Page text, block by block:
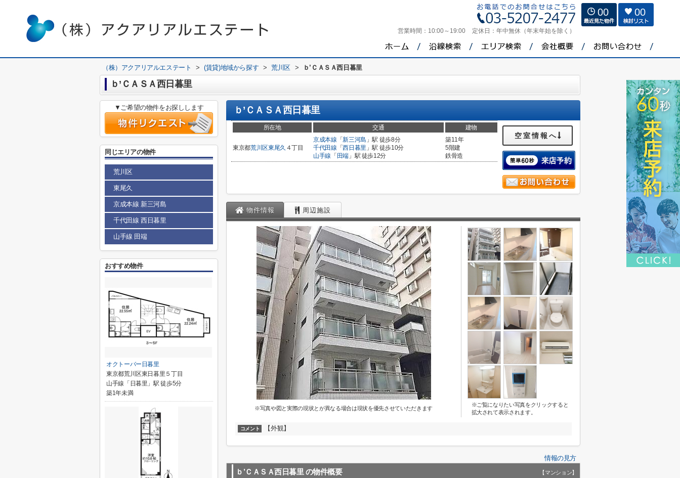
営業時間： 10:00～19:00 定休日： 年中無休（年末年始を除く）
00 00
（株）アクアリアルエステート > (賃貸)地域から探す > 荒川区 > ｂ’ＣＡＳＡ西日暮里
ｂ’ＣＡＳＡ西日暮里
ｂ’ＣＡＳＡ西日暮里
所在地 交通 建物
東京都荒川区東尾久 ４丁目
京成本線 「新三河島 」駅 徒歩8分
千代田線 「西日暮里 」駅 徒歩10分
山手線 「 田端」駅 徒歩12分
築11年
5階建
鉄骨造
空室情報へ
物件情報 周辺施設
※写真や図と実際の現状とが異なる場合は現状を優先させていただきます
※ご覧になりたい写真をクリックすると
拡大されて表示されます。
コメント 【外観】
情報の見方
ｂ’ＣＡＳＡ西日暮里 の物件概要 【マンション】
▼ご希望の物件をお探しします
同じエリアの物件
荒川区
東尾久
京成本線 新三河島
千代田線 西日暮里
山手線 田端
おすすめ物件
オクトーバー日暮里
東京都荒川区東日暮里５丁目
山手線「日暮里」駅 徒歩5分
築1年未満